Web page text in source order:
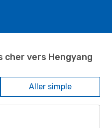
cher vers Hengyang
Aller simple